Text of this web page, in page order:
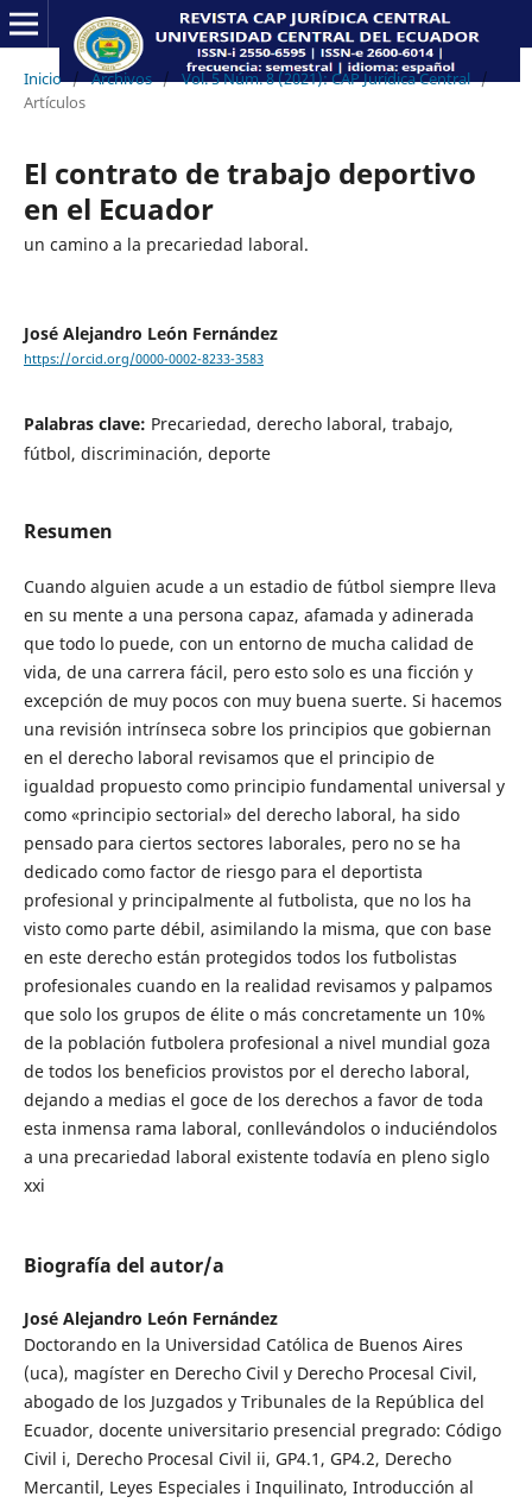
Inicio / Archivos / Vol. 5 Núm. 8 (2021): CAP Jurídica Central /
Artículos
El contrato de trabajo deportivo
en el Ecuador
un camino a la precariedad laboral.
José Alejandro León Fernández
https://orcid.org/0000-0002-8233-3583
Palabras clave: Precariedad, derecho laboral, trabajo,
fútbol, discriminación, deporte
Resumen
Cuando alguien acude a un estadio de fútbol siempre lleva
en su mente a una persona capaz, afamada y adinerada
que todo lo puede, con un entorno de mucha calidad de
vida, de una carrera fácil, pero esto solo es una ficción y
excepción de muy pocos con muy buena suerte. Si hacemos
una revisión intrínseca sobre los principios que gobiernan
en el derecho laboral revisamos que el principio de
igualdad propuesto como principio fundamental universal y
como «principio sectorial» del derecho laboral, ha sido
pensado para ciertos sectores laborales, pero no se ha
dedicado como factor de riesgo para el deportista
profesional y principalmente al futbolista, que no los ha
visto como parte débil, asimilando la misma, que con base
en este derecho están protegidos todos los futbolistas
profesionales cuando en la realidad revisamos y palpamos
que solo los grupos de élite o más concretamente un 10%
de la población futbolera profesional a nivel mundial goza
de todos los beneficios provistos por el derecho laboral,
dejando a medias el goce de los derechos a favor de toda
esta inmensa rama laboral, conllevándolos o induciéndolos
a una precariedad laboral existente todavía en pleno siglo
xxi
Biografía del autor/a
José Alejandro León Fernández
Doctorando en la Universidad Católica de Buenos Aires
(uca), magíster en Derecho Civil y Derecho Procesal Civil,
abogado de los Juzgados y Tribunales de la República del
Ecuador, docente universitario presencial pregrado: Código
Civil i, Derecho Procesal Civil ii, GP4.1, GP4.2, Derecho
Mercantil, Leyes Especiales i Inquilinato, Introducción al